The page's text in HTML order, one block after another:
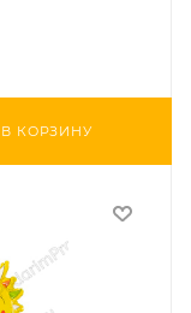
В КОРЗИНУ